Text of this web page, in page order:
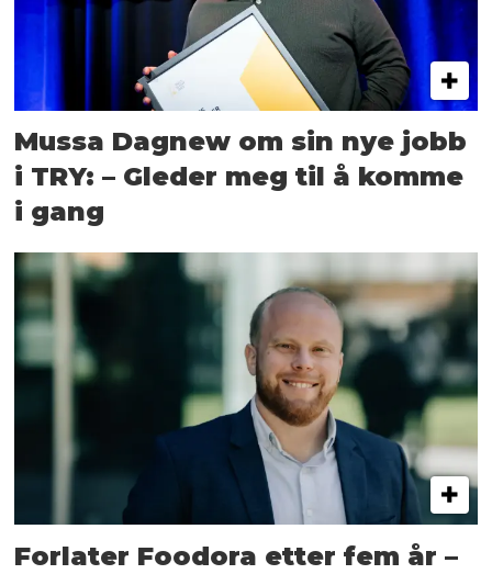
Mussa Dagnew om sin nye jobb
i TRY: – Gleder meg til å komme
i gang
Forlater Foodora etter fem år –